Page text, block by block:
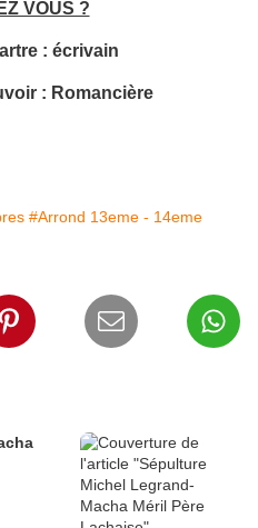
VOUS ?
: écrivain
: Romancière
#Arrond 13eme - 14eme